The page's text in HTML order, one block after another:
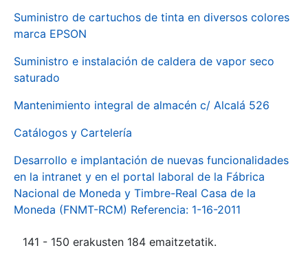
Suministro de cartuchos de tinta en diversos colores
marca EPSON
Suministro e instalación de caldera de vapor seco
saturado
Mantenimiento integral de almacén c/ Alcalá 526
Catálogos y Cartelería
Desarrollo e implantación de nuevas funcionalidades
en la intranet y en el portal laboral de la Fábrica
Nacional de Moneda y Timbre-Real Casa de la
Moneda (FNMT-RCM) Referencia: 1-16-2011
141 - 150 erakusten 184 emaitzetatik.